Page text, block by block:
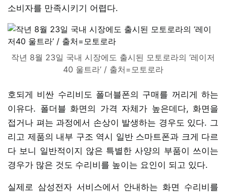
소비자를 만족시키기 어렵다.
작년 8월 23일 국내 시장에도 출시된 모토로라의 ‘레이저
40 울트라’ / 출처=모토로라
호되게 비싼 수리비도 폴더블폰의 구매를 꺼리게 하는
이유다. 폴더블 화면의 가격 자체가 높은데다, 화면을
접거나 펴는 과정에서 손상이 발생하는 경우도 있다. 그
리고 제품의 내부 구조 역시 일반 스마트폰과 크게 다르
다 보니 일반적이지 않은 특별한 사양의 부품이 쓰이는
경우가 많은 것도 수리비를 높이는 요인이 되고 있다.
실제로 삼성전자 서비스에서 안내하는 화면 수리비를